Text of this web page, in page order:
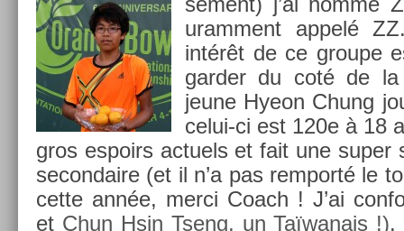
uram­ment appelé
intérêt de ce groupe
gard­er du coté de
jeune Hyeon Chung
celui-ci est 120e à 18
gros es­poirs ac­tuels et fait une super
secon­daire (et il n’a pas re­mporté le
cette année, merci Coach ! J’ai
et Chun Hsin Tseng, un Taï­wanais !).